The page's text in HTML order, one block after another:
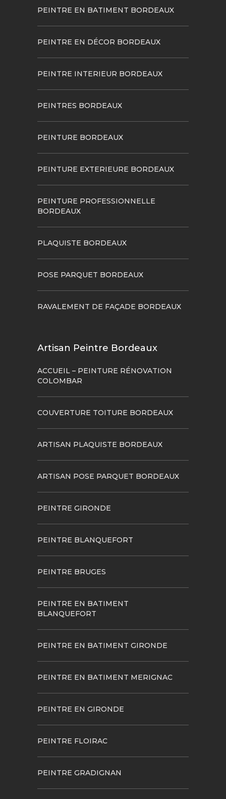
PEINTRE EN BATIMENT BORDEAUX
PEINTRE EN DÉCOR BORDEAUX
PEINTRE INTERIEUR BORDEAUX
PEINTRES BORDEAUX
PEINTURE BORDEAUX
PEINTURE EXTERIEURE BORDEAUX
PEINTURE PROFESSIONNELLE
BORDEAUX
PLAQUISTE BORDEAUX
POSE PARQUET BORDEAUX
RAVALEMENT DE FAÇADE BORDEAUX
Artisan Peintre Bordeaux
ACCUEIL – PEINTURE RÉNOVATION
COLOMBAR
COUVERTURE TOITURE BORDEAUX
ARTISAN PLAQUISTE BORDEAUX
ARTISAN POSE PARQUET BORDEAUX
PEINTRE GIRONDE
PEINTRE BLANQUEFORT
PEINTRE BRUGES
PEINTRE EN BATIMENT
BLANQUEFORT
PEINTRE EN BATIMENT GIRONDE
PEINTRE EN BATIMENT MERIGNAC
PEINTRE EN GIRONDE
PEINTRE FLOIRAC
PEINTRE GRADIGNAN